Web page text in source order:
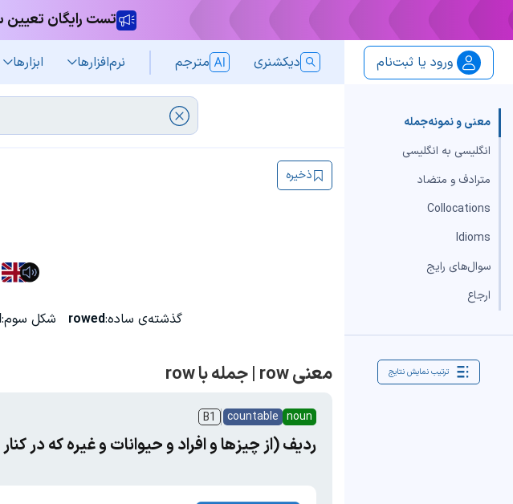
تست رایگان تعیین
ورود یا ثبت‌نام دیکشنری مترجم نرم‌افزار‌ها ابزارها
معنی و نمونه‌جمله
انگلیسی به انگلیسی
مترادف و متضاد
Collocations
Idioms
سوال‌های رایج
ارجاع
ترتیب نمایش نتایج
ذخیره
گذشته‌ی ساده:rowed شکل سوم:
معنی row | جمله با row
noun
countable
B1
ردیف (از چیزها و افراد و حیوانات و غیره که در